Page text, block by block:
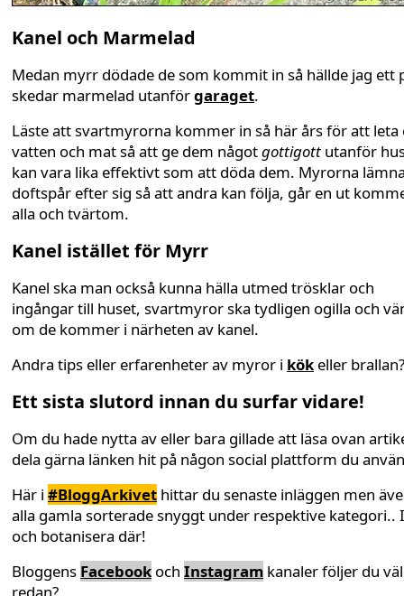
Kanel och Marmelad
Medan myrr dödade de som kommit in så hällde jag ett
skedar marmelad utanförgaraget.
Läste att svartmyrorna kommer in så här års för att leta
vatten och mat så att ge dem någotgottigott utanför
kan vara lika effektivt som att döda dem. Myrorna
doftspår efter sig så att andra kan följa, går en ut
alla och tvärtom.
Kanel istället för Myrr
Kanel ska man också kunna hälla utmed trösklar och
ingångar till huset, svartmyror ska tydligen ogilla och
om de kommer i närheten av kanel.
Andra tips eller erfarenheter av myror i kökeller brallan?
Ett sista slutord innan du surfar vidare!
Om du hade nytta av eller bara gillade att läsa ovan
dela gärna länken hit på någon social plattform du
Här i #BloggArkivet hittar du senaste inläggen men
alla gamla sorterade snyggt under respektive kategori..
och botanisera där!
Bloggens Facebookoch Instagram kanaler följer du väl